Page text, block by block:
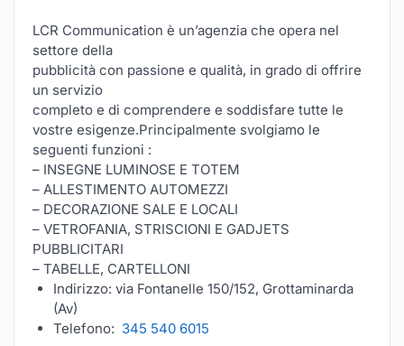
5.00 su 5 su
base di
recensioni
LCR Communication è un’agenzia che opera nel
settore della
pubblicità con passione e qualità, in grado di offrire
un servizio
completo e di comprendere e soddisfare tutte le
vostre esigenze.Principalmente svolgiamo le
seguenti funzioni :
– INSEGNE LUMINOSE E TOTEM
– ALLESTIMENTO AUTOMEZZI
– DECORAZIONE SALE E LOCALI
– VETROFANIA, STRISCIONI E GADJETS
PUBBLICITARI
– TABELLE, CARTELLONI
Indirizzo: via Fontanelle 150/152, Grottaminarda
(Av)
Telefono: 345 540 6015